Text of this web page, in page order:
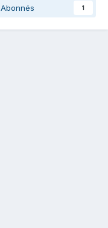
Abonnés 1